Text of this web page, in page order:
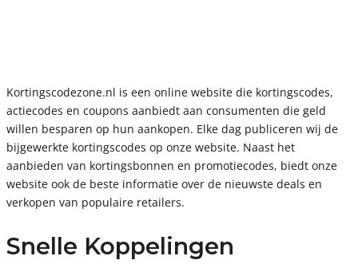
Kortingscodezone.nl is een online website die kortingscodes,
actiecodes en coupons aanbiedt aan consumenten die geld
willen besparen op hun aankopen. Elke dag publiceren wij de
bijgewerkte kortingscodes op onze website. Naast het
aanbieden van kortingsbonnen en promotiecodes, biedt onze
website ook de beste informatie over de nieuwste deals en
verkopen van populaire retailers.
Snelle Koppelingen